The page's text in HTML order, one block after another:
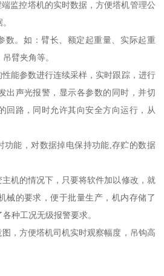
监控塔机的实时数据，方便塔机管理公
数。如：臂长、额定起重量、实际起重
臂夹角等。
能参数进行连续采样，实时跟踪，进行
出声光报警，显示各参数的同时，并切
回路，同时允许其向安全方向运行，从
功能，对数据掉电保持功能,存贮的数据
机的情况下，只要将软件加以修改，就
械的要求，便于批量生产，机内存储了
种工况无级报警要求。
，方便塔机司机实时观察幅度，吊钩高